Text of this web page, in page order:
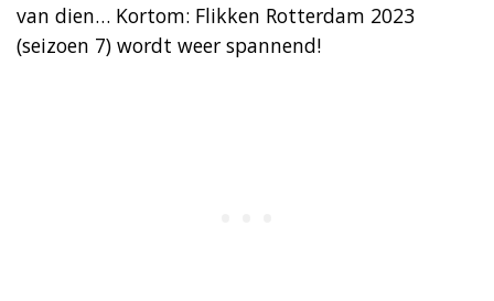
van dien… Kortom: Flikken Rotterdam 2023
(seizoen 7) wordt weer spannend!